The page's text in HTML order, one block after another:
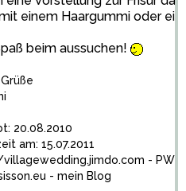
einem Haargummi oder
beim aussuchen!
20.08.2010
am: 15.07.2011
- PW
- mein Blog